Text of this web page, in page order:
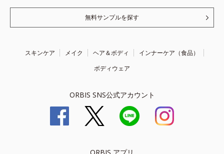
無料サンプルを探す
スキンケア メイク ヘア＆ボディ
インナーケア（食品）
ボディウェア
ORBIS SNS公式アカウント